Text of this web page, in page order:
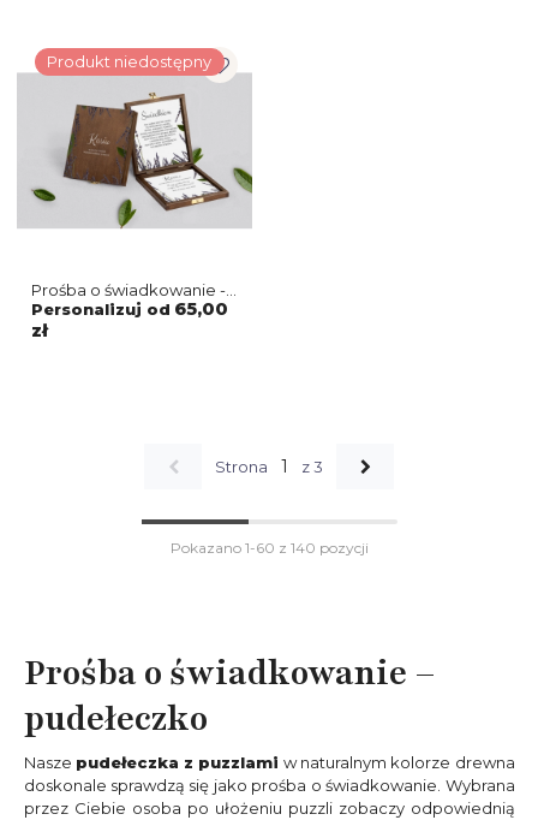
Produkt niedostępny
Prośba o świadkowanie -
brązowe puzzle Soft
Motyw 5
Personalizuj od 65,00
zł
Strona 1 z 3
Pokazano 1-60 z 140 pozycji
Prośba o świadkowanie –
pudełeczko
Nasze pudełeczka z puzzlami w naturalnym kolorze drewna
doskonale sprawdzą się jako prośba o świadkowanie. Wybrana
przez Ciebie osoba po ułożeniu puzzli zobaczy odpowiednią